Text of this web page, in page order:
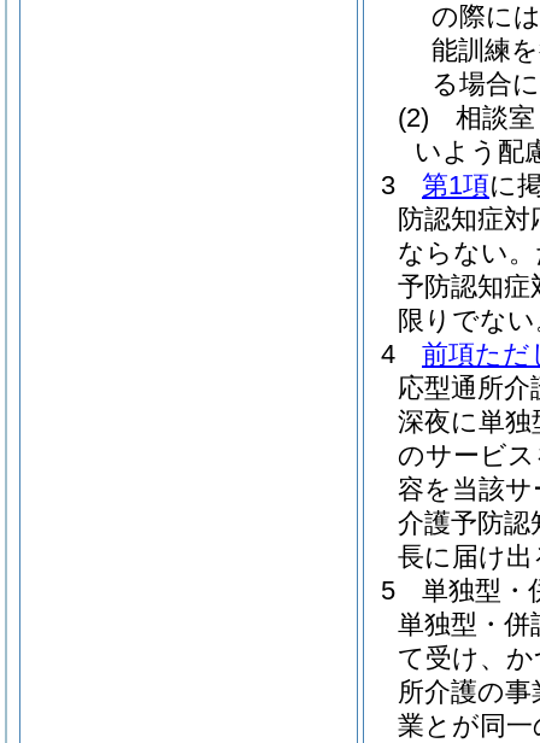
の際に
能訓練
る場合
(2)
相談
いよう配
3
第1項に
防認知症
ならない。
予防認知
限りでな
4
前項ただ
応型通所介
深夜に単独
のサービ
容を当該
介護予防認
長に届け
5
単独型・
単独型・併
て受け、
所介護の
業とが同